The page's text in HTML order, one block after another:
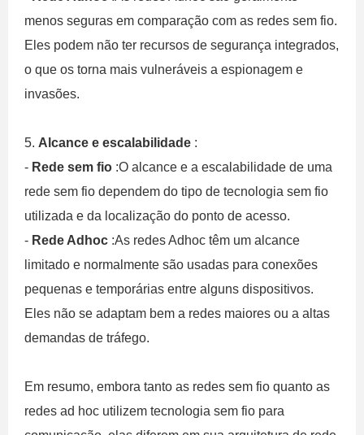
menos seguras em comparação com as redes sem fio.
Eles podem não ter recursos de segurança integrados,
o que os torna mais vulneráveis ​​a espionagem e
invasões.
5. Alcance e escalabilidade :
- Rede sem fio :O alcance e a escalabilidade de uma
rede sem fio dependem do tipo de tecnologia sem fio
utilizada e da localização do ponto de acesso.
- Rede Adhoc :As redes Adhoc têm um alcance
limitado e normalmente são usadas para conexões
pequenas e temporárias entre alguns dispositivos.
Eles não se adaptam bem a redes maiores ou a altas
demandas de tráfego.
Em resumo, embora tanto as redes sem fio quanto as
redes ad hoc utilizem tecnologia sem fio para